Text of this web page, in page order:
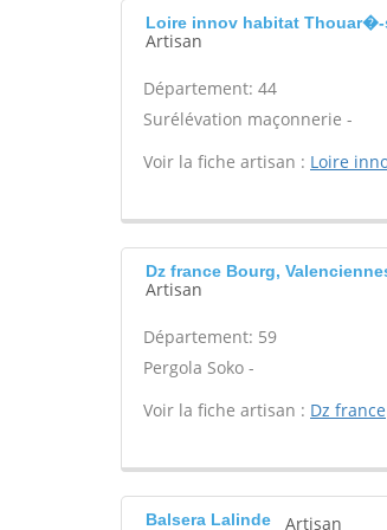
Loire innov habitat
Artisan
Département: 44
Surélévation maçonnerie -
Voir la fiche artisan : Loire
Dz france Bourg,
Artisan
Département: 59
Pergola Soko -
Voir la fiche artisan : Dz france
Balsera Lalinde Artisan